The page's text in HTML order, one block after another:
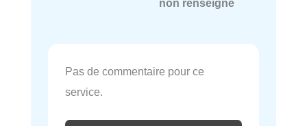
non renseigné
Pas de commentaire pour ce
service.